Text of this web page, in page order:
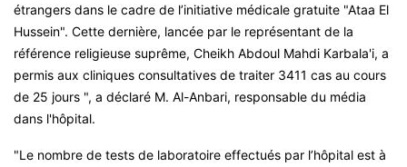
étrangers dans le cadre de l’initiative médicale gratuite "Ataa El
Hussein". Cette dernière, lancée par le représentant de la
référence religieuse suprême, Cheikh Abdoul Mahdi Karbala'i, a
permis aux cliniques consultatives de traiter 3411 cas au cours
de 25 jours ", a déclaré M. Al-Anbari, responsable du média
dans l'hôpital.
"Le nombre de tests de laboratoire effectués par l’hôpital est à